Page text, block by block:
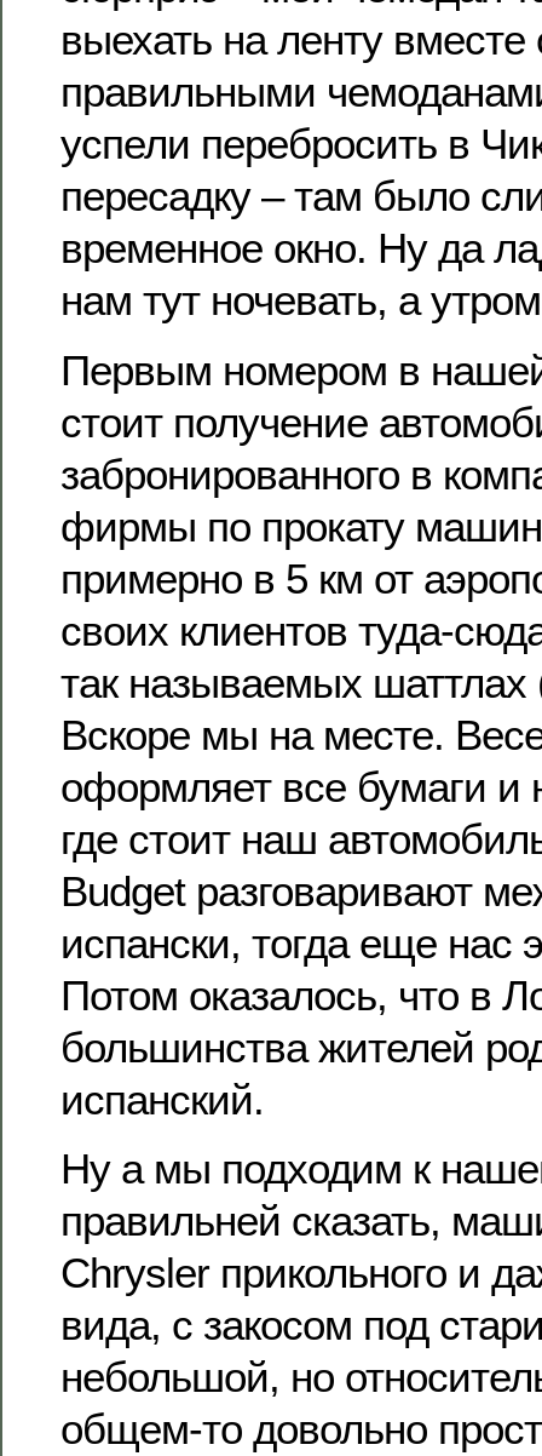
выехать на ленту
правильными
успели перебросить в
пересадку – там было
временное окно. Ну да
нам тут ночевать, а
Первым номером в
стоит получение
забронированного в
фирмы по прокату
примерно в 5 км от
своих клиентов туда-
так называемых шаттлах
Вскоре мы на месте.
оформляет все бумаги и
где стоит наш
Budget разговаривают
испански, тогда еще нас
Потом оказалось, что в
большинства жителей
испанский.
Ну а мы подходим к
правильней сказать,
Chrysler прикольного и
вида, с закосом под
небольшой, но
общем-то довольно